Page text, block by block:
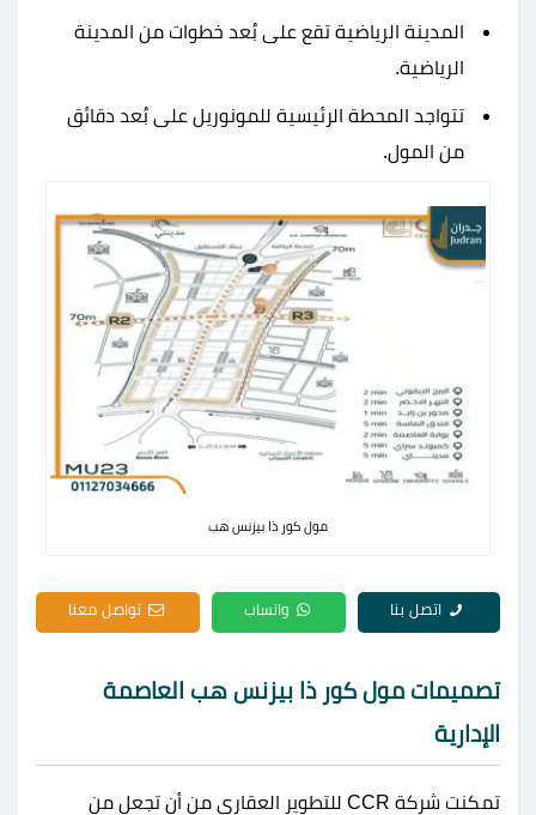
المدينة الرياضية تقع على بُعد خطوات من المدينة
الرياضية.
تتواجد المحطة الرئيسية للمونوريل على بُعد دقائق
من المول.
مول كور ذا بيزنس هب
اتصل بنا واتساب تواصل معنا
تصميمات مول كور ذا بيزنس هب العاصمة
الإدارية
تمكنت شركة CCR للتطوير العقاري من أن تجعل من